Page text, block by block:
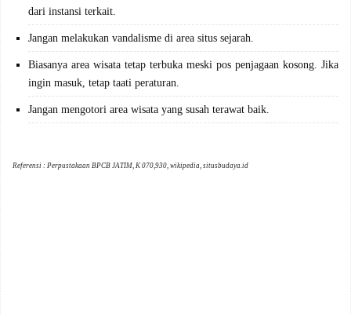
dari instansi terkait.
Jangan melakukan vandalisme di area situs sejarah.
Biasanya area wisata tetap terbuka meski pos penjagaan kosong. Jika
ingin masuk, tetap taati peraturan.
Jangan mengotori area wisata yang susah terawat baik.
Referensi : Perpustakaan BPCB JATIM, K 070,930, wikipedia, situsbudaya.id